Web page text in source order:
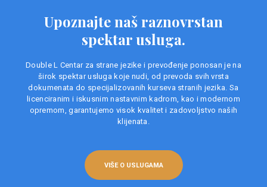
Upoznajte naš raznovrstan
spektar usluga.
Double L Centar za strane jezike i prevođenje ponosan je na
širok spektar usluga koje nudi, od prevoda svih vrsta
dokumenata do specijalizovanih kurseva stranih jezika. Sa
licenciranim i iskusnim nastavnim kadrom, kao i modernom
opremom, garantujemo visok kvalitet i zadovoljstvo naših
klijenata.
VIŠE O USLUGAMA